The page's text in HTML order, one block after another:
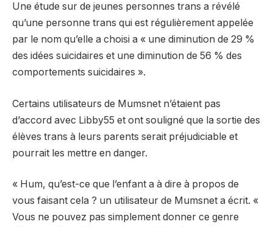
Une étude sur de jeunes personnes trans a révélé
qu’une personne trans qui est régulièrement appelée
par le nom qu’elle a choisi a « une diminution de 29 %
des idées suicidaires et une diminution de 56 % des
comportements suicidaires ».
Certains utilisateurs de Mumsnet n’étaient pas
d’accord avec Libby55 et ont souligné que la sortie des
élèves trans à leurs parents serait préjudiciable et
pourrait les mettre en danger.
« Hum, qu’est-ce que l’enfant a à dire à propos de
vous faisant cela ? un utilisateur de Mumsnet a écrit. «
Vous ne pouvez pas simplement donner ce genre